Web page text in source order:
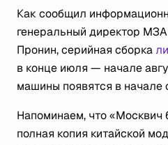
Как сообщил
генеральный директор
Пронин, серийная сборка
в конце июля — начале
машины появятся в начале
Напоминаем, что «Москвич
полная копия китайской